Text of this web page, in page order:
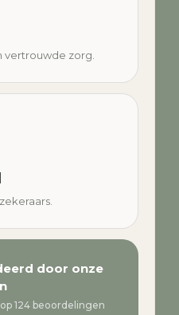
vertrouwde zorg.
door onze
124 beoordelingen